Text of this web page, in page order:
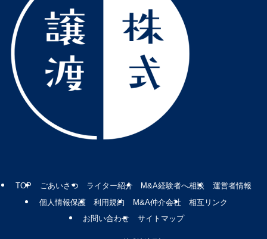
TOP ごあいさつ ライター紹介 M&A経験者へ相談
運営者情報
個人情報保護
利用規約 M&A仲介会社
相互リンク
お問い合わせ
サイトマップ